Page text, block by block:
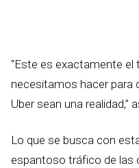
“Este es exactamente el
necesitamos hacer para
Uber sean una realidad,”
Lo que se busca con
espantoso tráfico de las